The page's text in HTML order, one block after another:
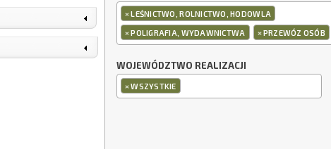
×LEŚNICTWO, ROLNICTWO, HODOWLA
×POLIGRAFIA, WYDAWNICTWA ×PRZEWÓZ OSÓB
WOJEWÓDZTWO REALIZACJI
×WSZYSTKIE